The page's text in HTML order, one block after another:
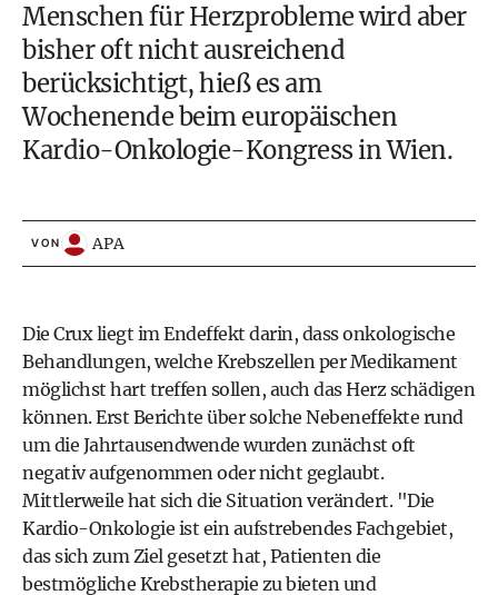
Menschen für Herzprobleme wird aber
bisher oft nicht ausreichend
berücksichtigt, hieß es am
Wochenende beim europäischen
Kardio-Onkologie-Kongress in Wien.
VON APA
Die Crux liegt im Endeffekt darin, dass onkologische
Behandlungen, welche Krebszellen per Medikament
möglichst hart treffen sollen, auch das Herz schädigen
können. Erst Berichte über solche Nebeneffekte rund
um die Jahrtausendwende wurden zunächst oft
negativ aufgenommen oder nicht geglaubt.
Mittlerweile hat sich die Situation verändert. "Die
Kardio-Onkologie ist ein aufstrebendes Fachgebiet,
das sich zum Ziel gesetzt hat, Patienten die
bestmögliche Krebstherapie zu bieten und